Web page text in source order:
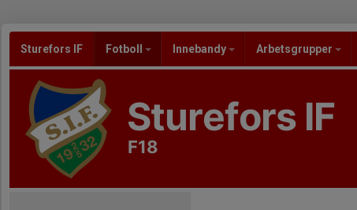
Sturefors IF Fotboll Innebandy Arbetsgrupper
Sturefors IF
F18